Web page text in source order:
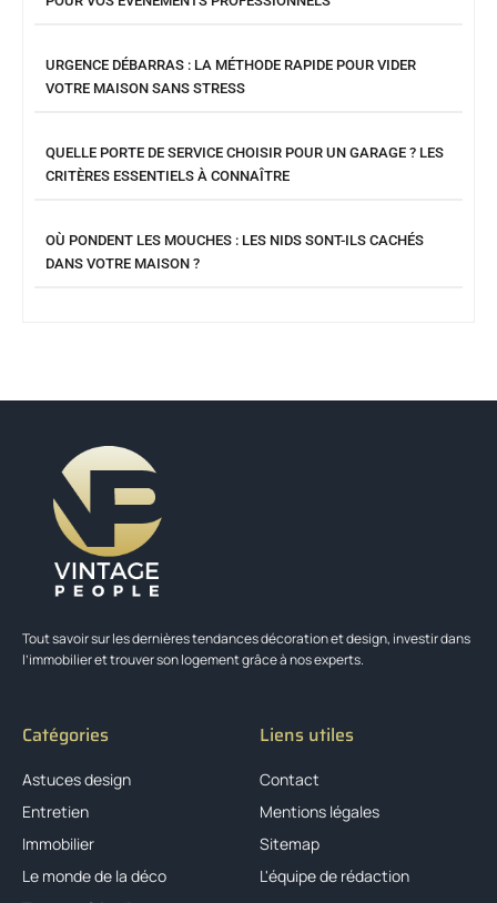
URGENCE DÉBARRAS : LA MÉTHODE RAPIDE POUR VIDER
VOTRE MAISON SANS STRESS
QUELLE PORTE DE SERVICE CHOISIR POUR UN GARAGE ? LES
CRITÈRES ESSENTIELS À CONNAÎTRE
OÙ PONDENT LES MOUCHES : LES NIDS SONT-ILS CACHÉS
DANS VOTRE MAISON ?
Tout savoir sur les dernières tendances décoration et design, investir dans
l’immobilier et trouver son logement grâce à nos experts.
Catégories
Astuces design
Entretien
Immobilier
Le monde de la déco
Liens utiles
Contact
Mentions légales
Sitemap
L'équipe de rédaction